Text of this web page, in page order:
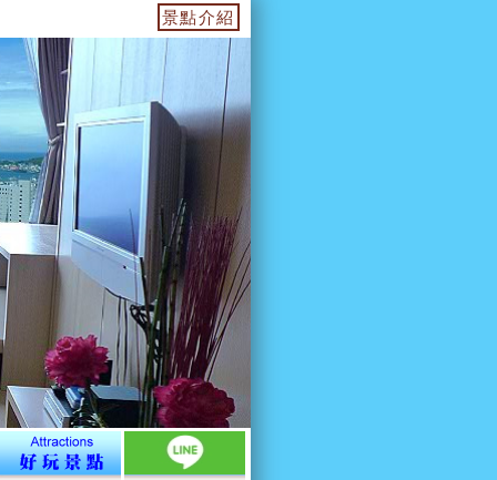
43號海角辦公室找我們報到喔...是在12樓報到.登記.取房
景點介紹